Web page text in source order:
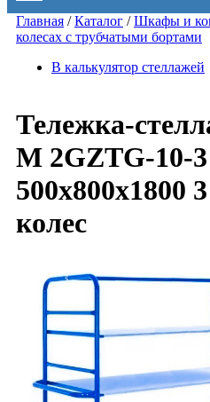
Главная /Каталог /Шкафы и
колесах с трубчатыми бортами
В калькулятор стеллажей
Тележка-
M 2GZTG-10-3
500х800х1800
колес